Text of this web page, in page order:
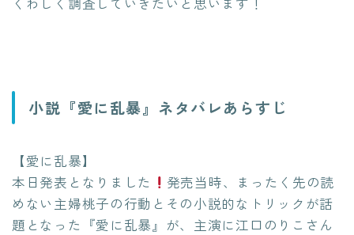
小説『愛に乱暴』ネタバレあらすじ
【愛に乱暴】
本日発表となりました
発売当時、まったく先の読
めない主婦桃子の行動とその小説的なトリックが話
題となった『愛に乱暴』が、主演に江口のりこさん